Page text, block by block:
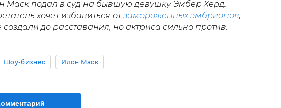
Маск подал в суд на бывшую девушку Эмбер Херд.
хочет избавиться отзамороженных эмбрионов,
до расставания, но актриса сильно против.
Шоу-бизнес Илон Маск